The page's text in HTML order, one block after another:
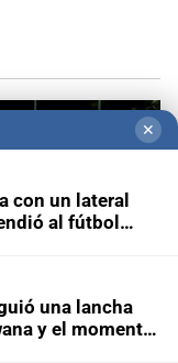
✕
con un lateral
al fútbol
una lancha
y el momento